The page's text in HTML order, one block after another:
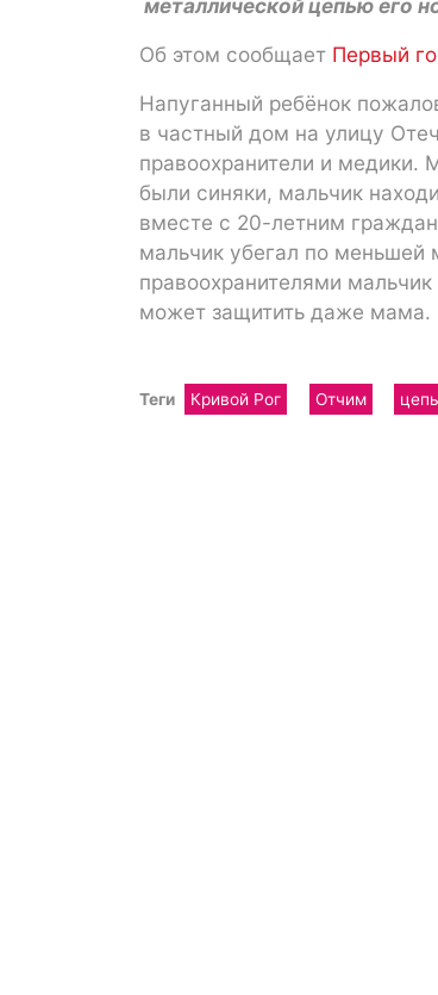
Об этом сообщает Первый
Напуганный ребёнок
в частный дом на улицу
правоохранители и медики.
были синяки, мальчик
вместе с 20-летним
мальчик убегал по
правоохранителями мальчик
может защитить даже мама.
Теги Кривой Рог Отчим цепь